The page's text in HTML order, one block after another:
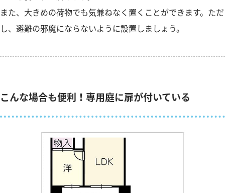
また、大きめの荷物でも気兼ねなく置くことができます。ただ
し、避難の邪魔にならないように設置しましょう。
こんな場合も便利！専用庭に扉が付いている